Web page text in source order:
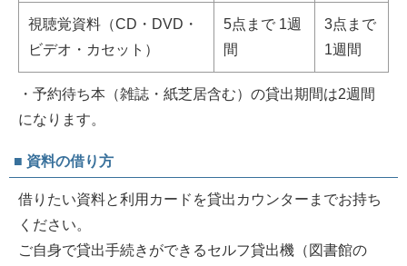
視聴覚資料（CD・DVD・
ビデオ・カセット）
5点まで 1週
間
3点まで
1週間
・予約待ち本（雑誌・紙芝居含む）の貸出期間は2週間
になります。
■ 資料の借り方
借りたい資料と利用カードを貸出カウンターまでお持ち
ください。
ご自身で貸出手続きができるセルフ貸出機（図書館の